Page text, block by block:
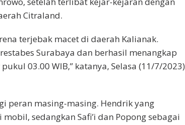
Citraland.
terjebak macet di daerah Kalianak.
Surabaya dan berhasil menangkap
03.00 WIB,” katanya, Selasa (11/7/2023)
peran masing-masing. Hendrik yang
sedangkan Safi’i dan Popong sebagai